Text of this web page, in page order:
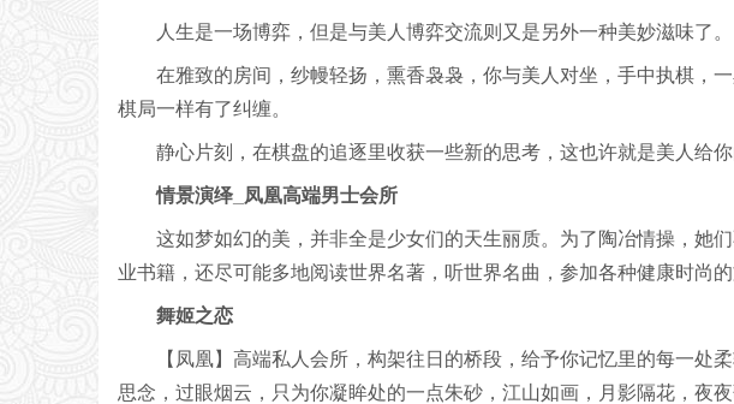
人生是一场博弈，但是与美人博弈交流则又是另外一种美妙滋味了。
在雅致的房间，纱幔轻扬，熏香袅袅，你与美人对坐，手中执棋，
棋局一样有了纠缠。
静心片刻，在棋盘的追逐里收获一些新的思考，这也许就是美人给
情景演绎_凤凰高端男士会所
这如梦如幻的美，并非全是少女们的天生丽质。为了陶冶情操，她
业书籍，还尽可能多地阅读世界名著，听世界名曲，参加各种健康时尚的
舞姬之恋
【凤凰】高端私人会所，构架往日的桥段，给予你记忆里的每一处
思念，过眼烟云，只为你凝眸处的一点朱砂，江山如画，月影隔花，夜